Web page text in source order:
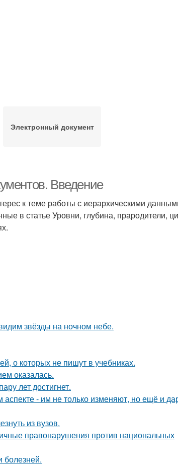
Электронный документ
Введение
к теме работы с иерархическими
в статье Уровни, глубина, прародители,
звёзды на ночном небе.
о которых не пишут в учебниках.
оказалась.
лет достигнет.
аспекте - им не только изменяют, но ещё и
из вузов.
правонарушения против национальных
болезней.